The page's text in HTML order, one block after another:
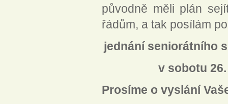
původně měli plán
řádům, a tak posílám
jednání seniorátního
v sobotu
Prosíme o vyslání